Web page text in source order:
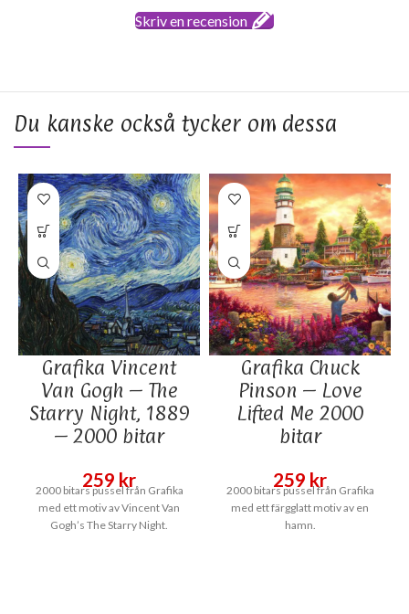
Skriv en recension
Du kanske också tycker om dessa
Grafika Vincent
Van Gogh – The
Starry Night, 1889
– 2000 bitar
259 kr
2000 bitars pussel från Grafika
med ett motiv av Vincent Van
Gogh’s The Starry Night.
Grafika Chuck
Pinson – Love
Lifted Me 2000
bitar
259 kr
2000 bitars pussel från Grafika
med ett färgglatt motiv av en
hamn.